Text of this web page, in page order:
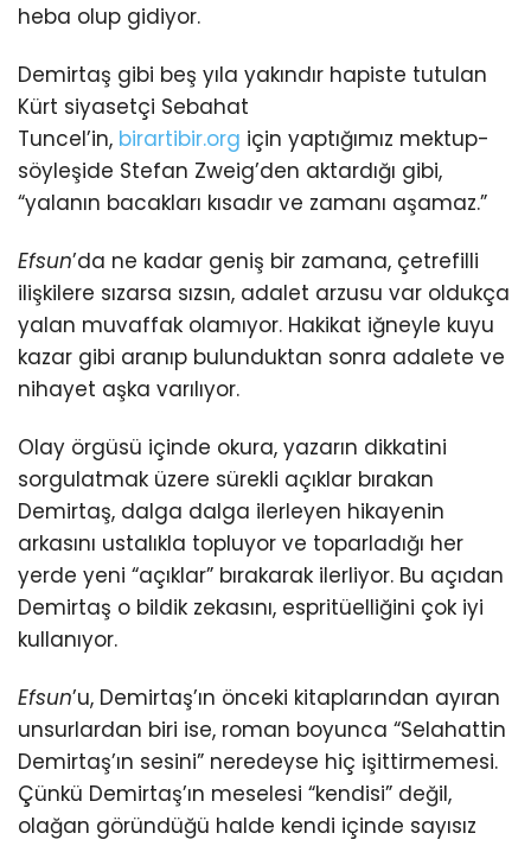
heba olup gidiyor.
Demirtaş gibi beş yıla yakındır hapiste tutulan
Kürt siyasetçi Sebahat
Tuncel’in, birartibir.org için yaptığımız mektup-
söyleşide Stefan Zweig’den aktardığı gibi,
“yalanın bacakları kısadır ve zamanı aşamaz.”
Efsun’da ne kadar geniş bir zamana, çetrefilli
ilişkilere sızarsa sızsın, adalet arzusu var oldukça
yalan muvaffak olamıyor. Hakikat iğneyle kuyu
kazar gibi aranıp bulunduktan sonra adalete ve
nihayet aşka varılıyor.
Olay örgüsü içinde okura, yazarın dikkatini
sorgulatmak üzere sürekli açıklar bırakan
Demirtaş, dalga dalga ilerleyen hikayenin
arkasını ustalıkla topluyor ve toparladığı her
yerde yeni “açıklar” bırakarak ilerliyor. Bu açıdan
Demirtaş o bildik zekasını, espritüelliğini çok iyi
kullanıyor.
Efsun’u, Demirtaş’ın önceki kitaplarından ayıran
unsurlardan biri ise, roman boyunca “Selahattin
Demirtaş’ın sesini” neredeyse hiç işittirmemesi.
Çünkü Demirtaş’ın meselesi “kendisi” değil,
olağan göründüğü halde kendi içinde sayısız